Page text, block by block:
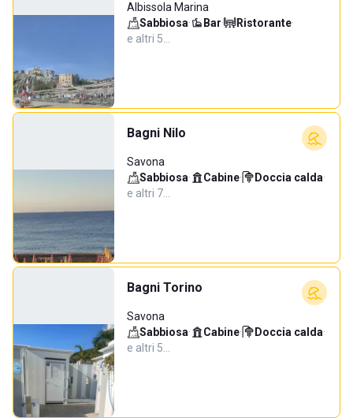
Albissola Marina
Sabbiosa· Bar· Ristorante·
e altri 5…
Bagni Nilo
Savona
Sabbiosa· Cabine· Doccia calda·
e altri 7…
Bagni Torino
Savona
Sabbiosa· Cabine· Doccia calda·
e altri 5…